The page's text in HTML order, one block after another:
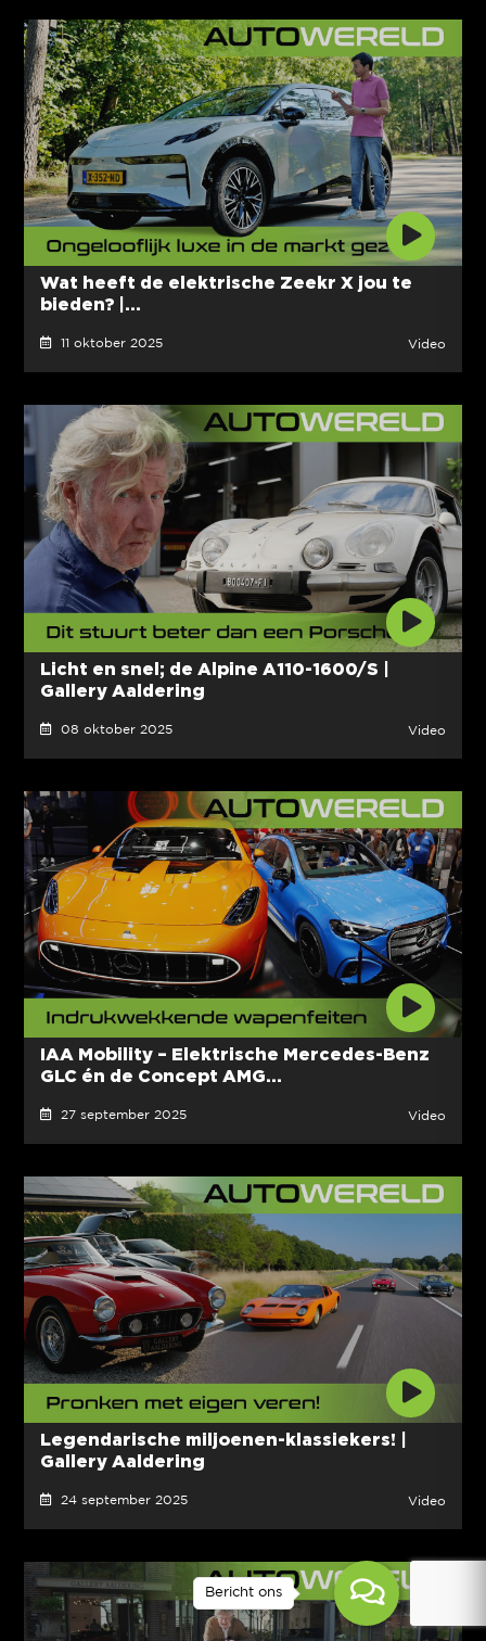
Bericht ons
Wat heeft de elektrische Zeekr X jou te
bieden? |...
11 oktober 2025 Video
Licht en snel; de Alpine A110-1600/S |
Gallery Aaldering
08 oktober 2025 Video
IAA Mobility – Elektrische Mercedes-Benz
GLC én de Concept AMG...
27 september 2025 Video
Legendarische miljoenen-klassiekers! |
Gallery Aaldering
24 september 2025 Video